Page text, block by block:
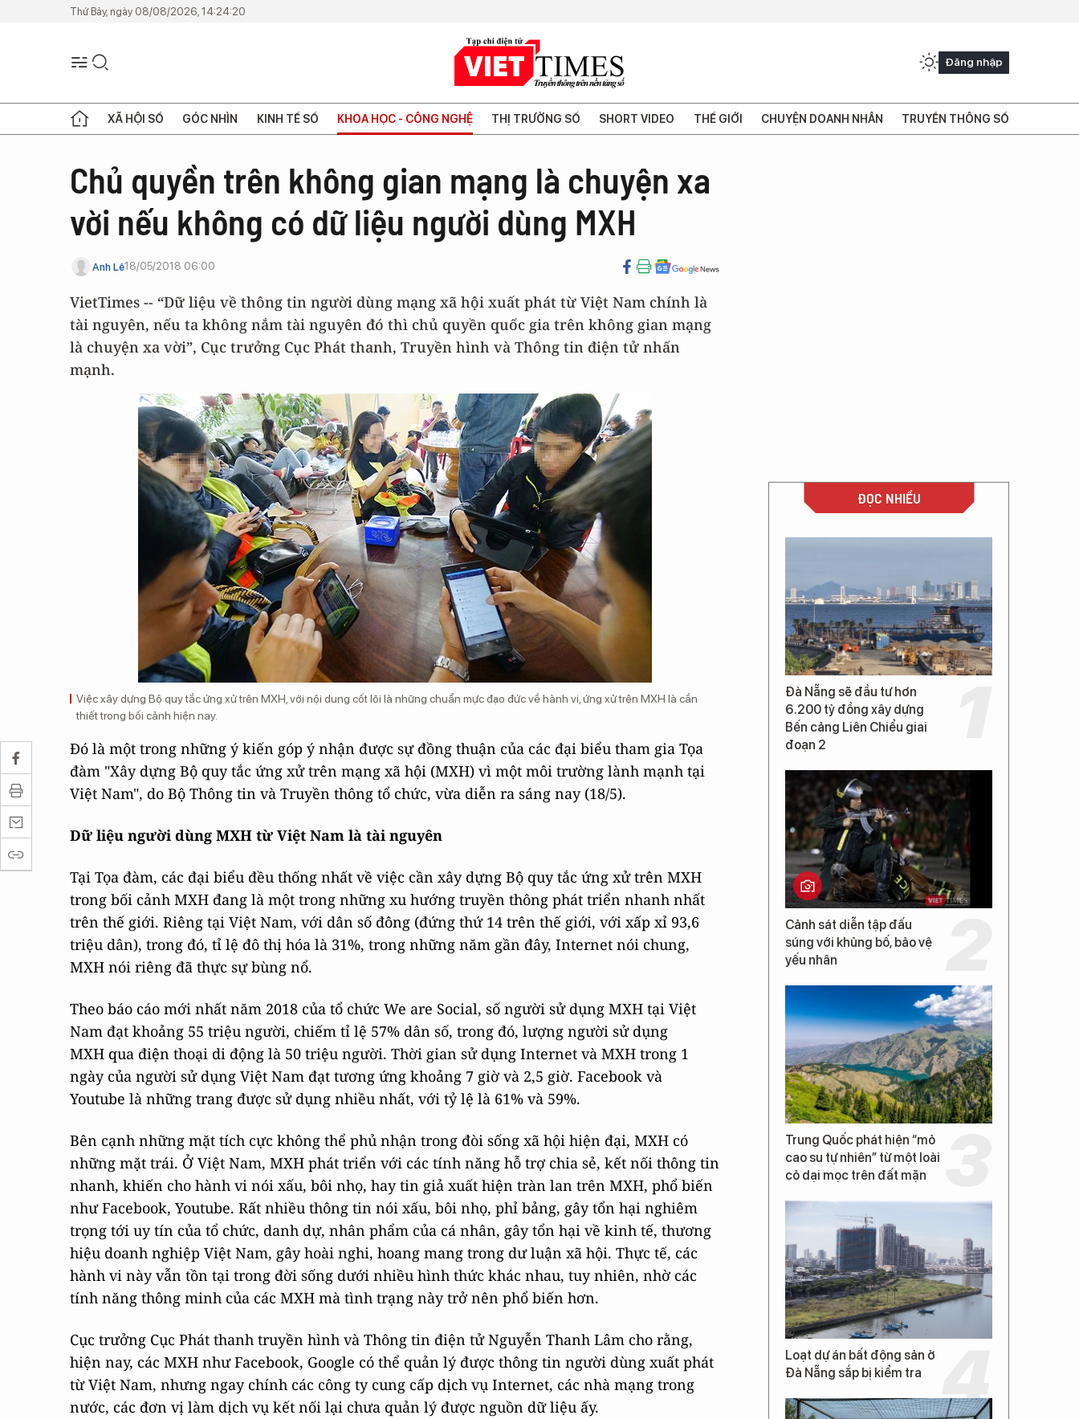
Thứ Bảy, ngày 08/08/2026, 14:24:20
Đăng nhập
XÃ HỘI SỐ GÓC NHÌN KINH TẾ SỐ KHOA HỌC - CÔNG NGHỆ THỊ TRƯỜNG SỐ SHORT VIDEO THẾ GIỚI CHUYỆN DOANH NHÂN TRUYỀN THÔNG SỐ
Chủ quyền trên không gian mạng là chuyện xa
vời nếu không có dữ liệu người dùng MXH
Anh Lê18/05/2018 06:00
VietTimes -- “Dữ liệu về thông tin người dùng mạng xã hội xuất phát từ Việt Nam chính là
tài nguyên, nếu ta không nắm tài nguyên đó thì chủ quyền quốc gia trên không gian mạng
là chuyện xa vời”, Cục trưởng Cục Phát thanh, Truyền hình và Thông tin điện tử nhấn
mạnh.
Việc xây dựng Bộ quy tắc ứng xử trên MXH, với nội dung cốt lõi là những chuẩn mực đạo đức về hành vi, ứng xử trên MXH là cần
thiết trong bối cảnh hiện nay.
Đó là một trong những ý kiến góp ý nhận được sự đồng thuận của các đại biểu tham gia Tọa
đàm "Xây dựng Bộ quy tắc ứng xử trên mạng xã hội (MXH) vì một môi trường lành mạnh tại
Việt Nam", do Bộ Thông tin và Truyền thông tổ chức, vừa diễn ra sáng nay (18/5).
Dữ liệu người dùng MXH từ Việt Nam là tài nguyên
Tại Tọa đàm, các đại biểu đều thống nhất về việc cần xây dựng Bộ quy tắc ứng xử trên MXH
trong bối cảnh MXH đang là một trong những xu hướng truyền thông phát triển nhanh nhất
trên thế giới. Riêng tại Việt Nam, với dân số đông (đứng thứ 14 trên thế giới, với xấp xỉ 93,6
triệu dân), trong đó, tỉ lệ đô thị hóa là 31%, trong những năm gần đây, Internet nói chung,
MXH nói riêng đã thực sự bùng nổ.
Theo báo cáo mới nhất năm 2018 của tổ chức We are Social, số người sử dụng MXH tại Việt
Nam đạt khoảng 55 triệu người, chiếm tỉ lệ 57% dân số, trong đó, lượng người sử dụng
MXH qua điện thoại di động là 50 triệu người. Thời gian sử dụng Internet và MXH trong 1
ngày của người sử dụng Việt Nam đạt tương ứng khoảng 7 giờ và 2,5 giờ. Facebook và
Youtube là những trang được sử dụng nhiều nhất, với tỷ lệ là 61% và 59%.
Bên cạnh những mặt tích cực không thể phủ nhận trong đòi sống xã hội hiện đại, MXH có
những mặt trái. Ở Việt Nam, MXH phát triển với các tính năng hỗ trợ chia sẻ, kết nối thông tin
nhanh, khiến cho hành vi nói xấu, bôi nhọ, hay tin giả xuất hiện tràn lan trên MXH, phổ biến
như Facebook, Youtube. Rất nhiều thông tin nói xấu, bôi nhọ, phỉ bảng, gây tổn hại nghiêm
trọng tới uy tín của tổ chức, danh dự, nhân phẩm của cá nhân, gây tổn hại về kinh tế, thương
hiệu doanh nghiệp Việt Nam, gây hoài nghi, hoang mang trong dư luận xã hội. Thực tế, các
hành vi này vẫn tồn tại trong đời sống dưới nhiều hình thức khác nhau, tuy nhiên, nhờ các
tính năng thông minh của các MXH mà tình trạng này trở nên phổ biến hơn.
Cục trưởng Cục Phát thanh truyền hình và Thông tin điện tử Nguyễn Thanh Lâm cho rằng,
hiện nay, các MXH như Facebook, Google có thể quản lý được thông tin người dùng xuất phát
từ Việt Nam, nhưng ngay chính các công ty cung cấp dịch vụ Internet, các nhà mạng trong
nước, các đơn vị làm dịch vụ kết nối lại chưa quản lý được nguồn dữ liệu ấy.
ĐỌC NHIỀU
Đà Nẵng sẽ đầu tư hơn
6.200 tỷ đồng xây dựng
Bến cảng Liên Chiểu giai
đoạn 2
Cảnh sát diễn tập đấu
súng với khủng bố, bảo vệ
yếu nhân
Trung Quốc phát hiện “mỏ
cao su tự nhiên” từ một loài
cỏ dại mọc trên đất mặn
Loạt dự án bất động sản ở
Đà Nẵng sắp bị kiểm tra